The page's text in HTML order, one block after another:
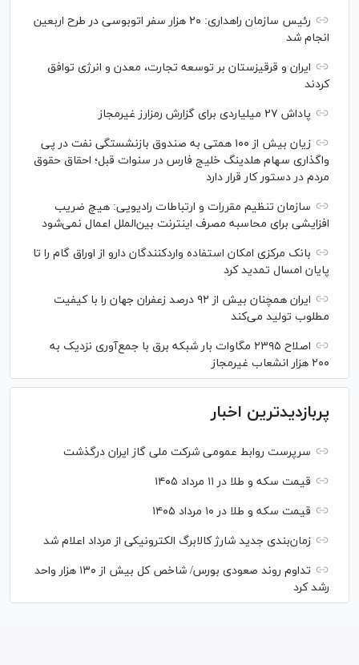
رئیس سازمان راهداری: ۲۰ هزار سفر اتوبوسی در طرح اربعین
انجام شد
ایران و قرقیزستان بر توسعه تجارت، معدن و انرژی توافق
کردند
پاداش ۲۷ میلیاردی برای گزارش رمزارز غیرمجاز
زیان بیش از ۱۰۰ همتی به صندوق بازنشستگی نفت در پی
واگذاری سهام هلدینگ خلیج فارس در سنوات قبل؛ احقاق حقوق
مردم در دستور کار قرار دارد
سازمان تنظیم مقررات و ارتباطات رادیویی: هیچ ضریب
افزایشی برای محاسبه مصرف اینترنت بین‌الملل اعمال نمی‌شود
بانک مرکزی امکان استفاده واردکنندگان دارو از اوراق گام را تا
پایان امسال تمدید کرد
ایران همچنان بیش از ۹۲ درصد زعفران جهان را با کیفیت
مطلوب تولید می‌کند
اصلاح ۲۳۹۵ مگاوات بار شبکه برق با جمع‌آوری نزدیک به
۲۰۰ هزار انشعاب غیرمجاز
پربازدیدترین اخبار
سرپرست روابط عمومی شرکت ملی گاز ایران درگذشت
قیمت سکه و طلا در ۱۱ مرداد ۱۴۰۵
قیمت سکه و طلا در ۱۰ مرداد ۱۴۰۵
زمان‌بندی جدید شارژ کالابرگ الکترونیکی از مرداد اعلام شد
تداوم روند صعودی بورس/ شاخص کل بیش از ۱۳۰ هزار واحد
رشد کرد